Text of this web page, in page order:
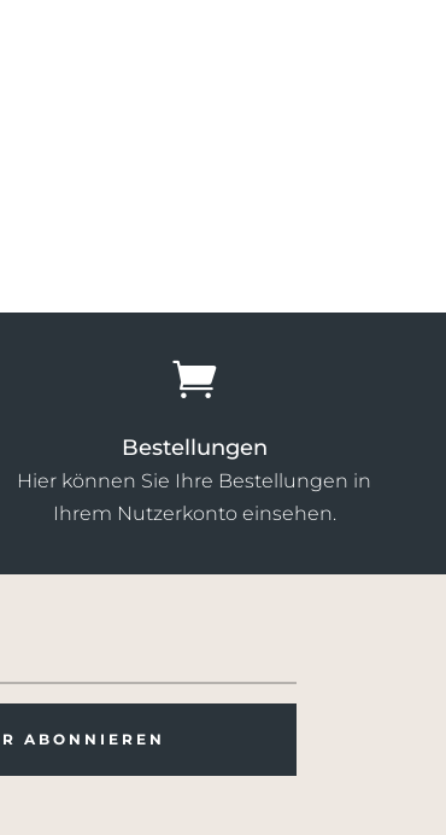

Bestellungen
Hier können Sie Ihre Bestellungen in
Ihrem Nutzerkonto einsehen.
ABONNIEREN